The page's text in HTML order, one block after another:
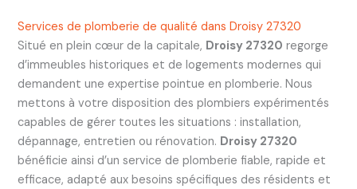
Services de plomberie de qualité dans Droisy 27320
Situé en plein cœur de la capitale, Droisy 27320 regorge
d’immeubles historiques et de logements modernes qui
demandent une expertise pointue en plomberie. Nous
mettons à votre disposition des plombiers expérimentés
capables de gérer toutes les situations : installation,
dépannage, entretien ou rénovation. Droisy 27320
bénéficie ainsi d’un service de plomberie fiable, rapide et
efficace, adapté aux besoins spécifiques des résidents et